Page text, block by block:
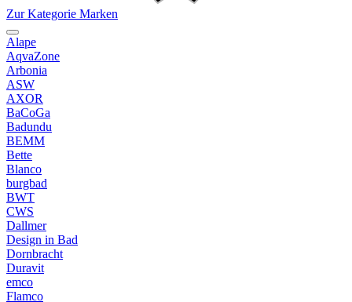
Zur Kategorie Marken
Alape
AqvaZone
Arbonia
ASW
AXOR
BaCoGa
Badundu
BEMM
Bette
Blanco
burgbad
BWT
CWS
Dallmer
Design in Bad
Dornbracht
Duravit
emco
Flamco